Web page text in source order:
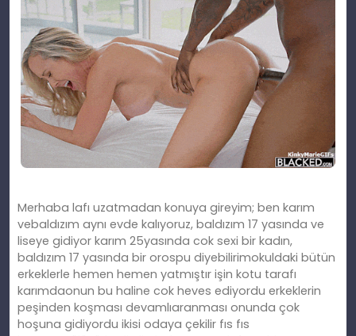
Merhaba lafı uzatmadan konuya gireyim; ben karım
vebaldızım aynı evde kalıyoruz, baldızım 17 yasında ve
liseye gidiyor karım 25yasında cok sexi bir kadın,
baldızım 17 yasında bir orospu diyebilirimokuldaki bütün
erkeklerle hemen hemen yatmıştır işin kotu tarafı
karımdaonun bu haline cok heves ediyordu erkeklerin
peşinden koşması devamlıaranması onunda çok
hoşuna gidiyordu ikisi odaya çekilir fıs fıs